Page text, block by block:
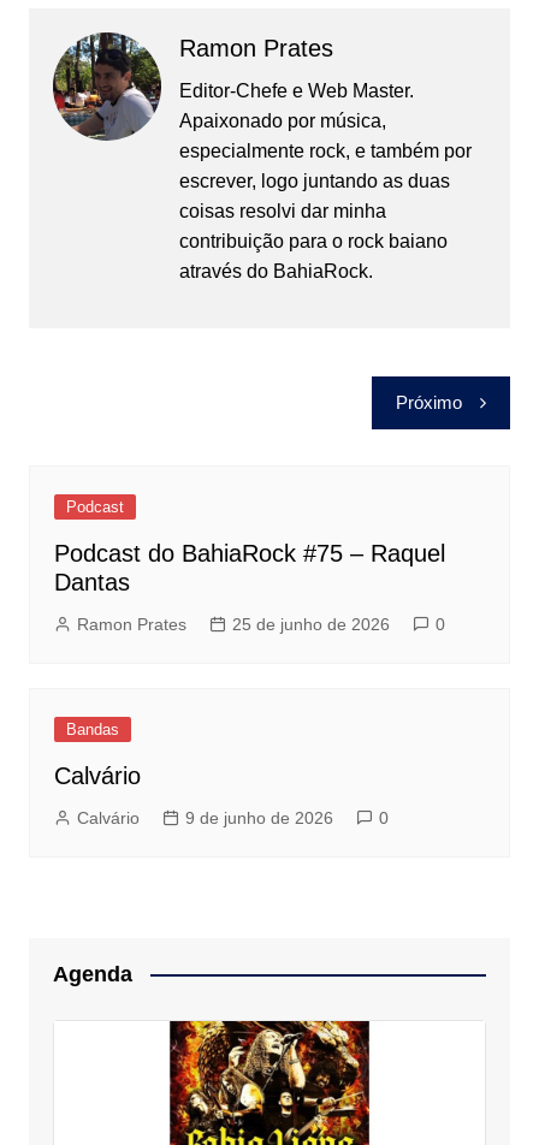
Ramon Prates
Editor-Chefe e Web Master.
Apaixonado por música,
especialmente rock, e também por
escrever, logo juntando as duas
coisas resolvi dar minha
contribuição para o rock baiano
através do BahiaRock.
Próximo
Podcast
Podcast do BahiaRock #75 – Raquel
Dantas
Ramon Prates 25 de junho de 2026 0
Bandas
Calvário
Calvário 9 de junho de 2026 0
Agenda